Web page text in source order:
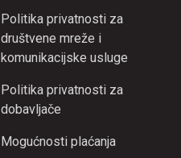
Politika privatnosti za
društvene mreže i
komunikacijske usluge
Politika privatnosti za
dobavljače
Mogućnosti plaćanja